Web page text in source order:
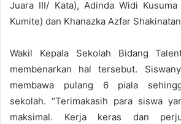
Juara III/ Kata), Adinda Widi
Kumite) dan Khanazka Azfar
Wakil Kepala Sekolah Bidang
membenarkan hal tersebut.
membawa pulang 6 piala
sekolah. “Terimakasih para siswa
maksimal. Kerja keras dan